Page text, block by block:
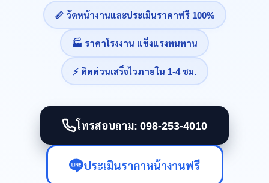
📏 วัดหน้างานและประเมินราคาฟรี 100%
🏭 ราคาโรงงาน แข็งแรงทนทาน
⚡ ติดด่วนเสร็จไวภายใน 1-4 ชม.
โทรสอบถาม: 098-253-4010
ประเมินราคาหน้างานฟรี